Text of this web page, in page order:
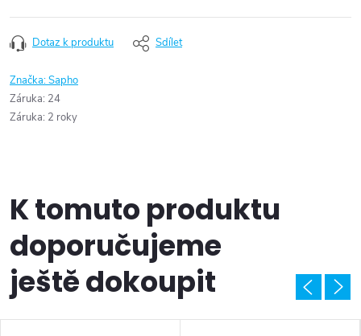
Dotaz k produktu Sdílet
Značka:Sapho
Záruka: 24
Záruka: 2 roky
K tomuto produktu
doporučujeme
ještě dokoupit